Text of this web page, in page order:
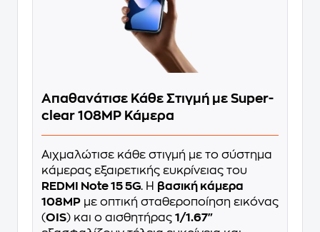
Απαθανάτισε Κάθε Στιγμή με Super-
clear 108MP Κάμερα
Αιχμαλώτισε κάθε στιγμή με το σύστημα
κάμερας εξαιρετικής ευκρίνειας του
REDMI Note 15 5G. Η βασική κάμερα
108MP με οπτική σταθεροποίηση εικόνας
(OIS) και ο αισθητήρας 1/1.67"